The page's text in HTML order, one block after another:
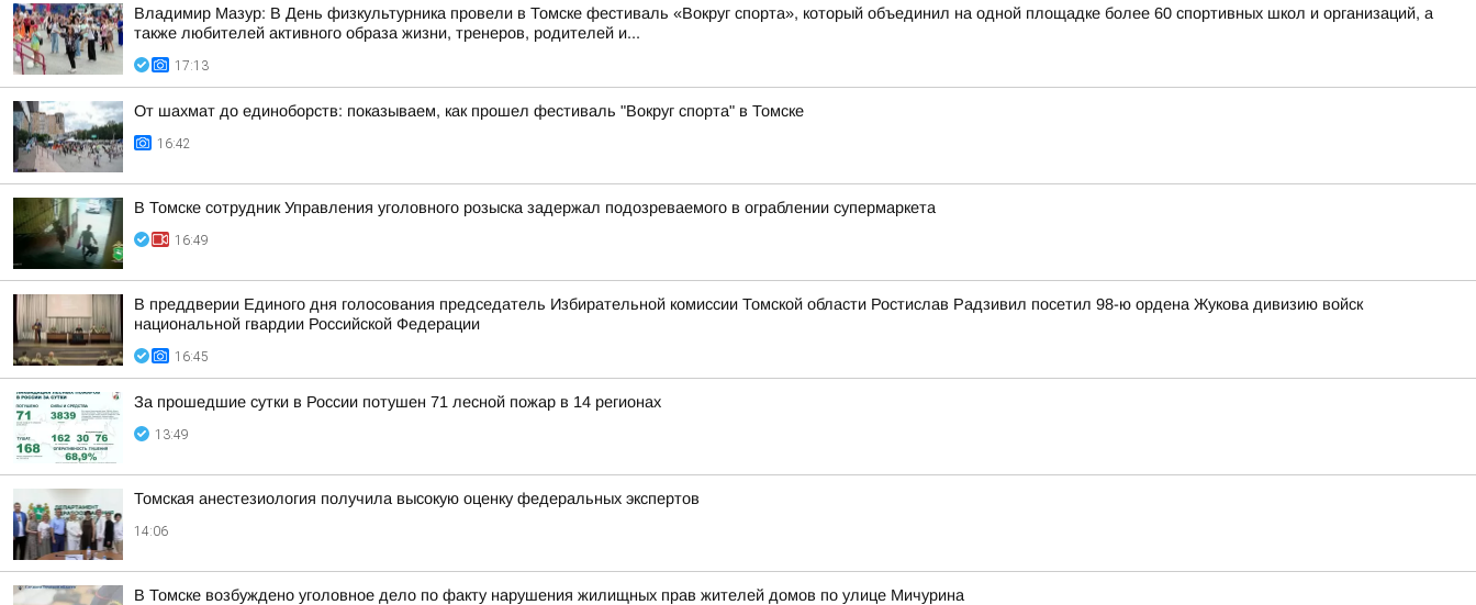
Владимир Мазур: В День физкультурника провели в Томске фестиваль «Вокруг спорта», который объединил на одной площадке более 60 спортивных школ и организаций, а
также любителей активного образа жизни, тренеров, родителей и...
17:13
От шахмат до единоборств: показываем, как прошел фестиваль "Вокруг спорта" в Томске
16:42
В Томске сотрудник Управления уголовного розыска задержал подозреваемого в ограблении супермаркета
16:49
В преддверии Единого дня голосования председатель Избирательной комиссии Томской области Ростислав Радзивил посетил 98-ю ордена Жукова дивизию войск
национальной гвардии Российской Федерации
16:45
За прошедшие сутки в России потушен 71 лесной пожар в 14 регионах
13:49
Томская анестезиология получила высокую оценку федеральных экспертов
14:06
В Томске возбуждено уголовное дело по факту нарушения жилищных прав жителей домов по улице Мичурина